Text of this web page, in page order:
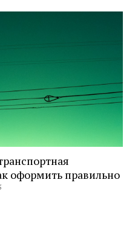
оформить правильно